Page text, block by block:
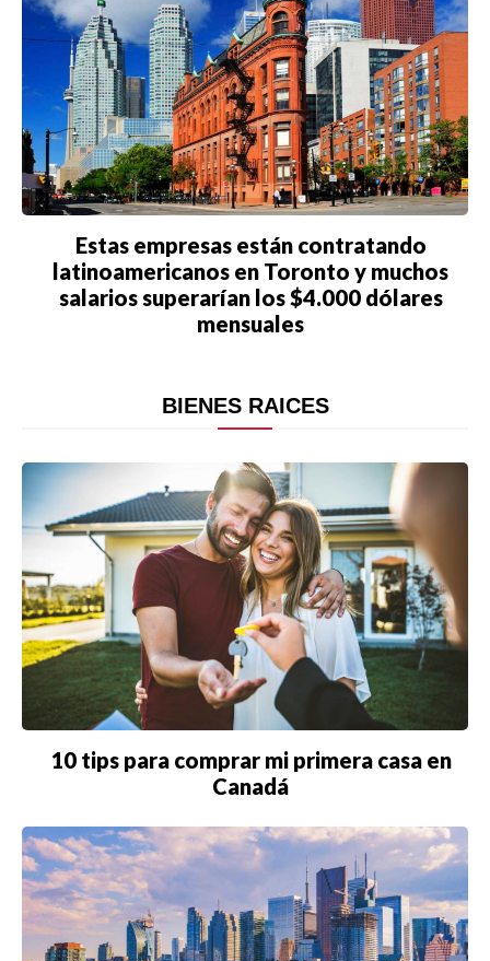
Estas empresas están contratando
latinoamericanos en Toronto y muchos
salarios superarían los $4.000 dólares
mensuales
BIENES RAICES
10 tips para comprar mi primera casa en
Canadá